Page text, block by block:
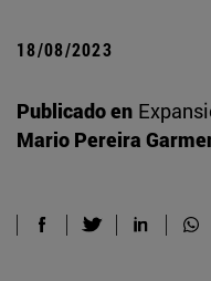
18/08/2023
Publicado en
Mario Pereira